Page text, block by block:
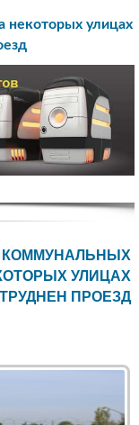
некоторых улицах
КОММУНАЛЬНЫХ
УЛИЦАХ
ПРОЕЗД